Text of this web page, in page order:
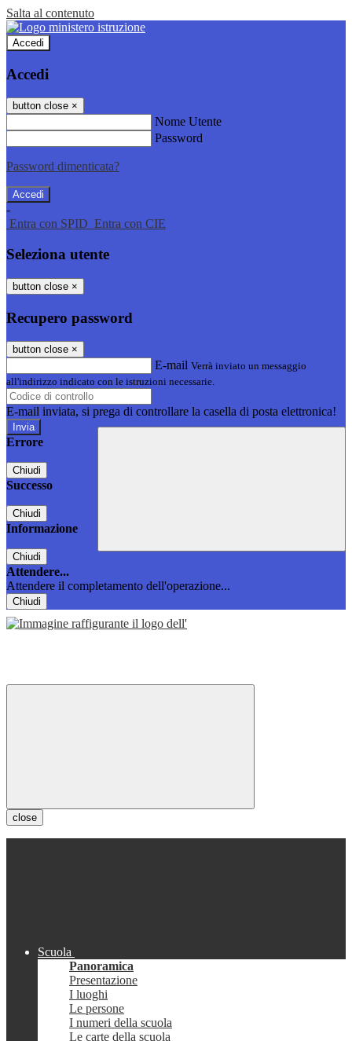
Salta al contenuto
Accedi
Accedi
button close ×
Nome Utente
Password
Password dimenticata?
-
Entra con SPID Entra con CIE
Seleziona utente
button close ×
Recupero password
button close ×
E-mail Verrà inviato un messaggio
all'indirizzo indicato con le istruzioni necessarie.
E-mail inviata, si prega di controllare la casella di posta elettronica!
Errore
Chiudi
Successo
Chiudi
Informazione
Chiudi
Attendere...
Attendere il completamento dell'operazione...
Chiudi
close
Scuola
Panoramica
Presentazione
I luoghi
Le persone
I numeri della scuola
Le carte della scuola